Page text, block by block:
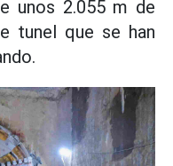
unos 2.055 m de
tunel que se han